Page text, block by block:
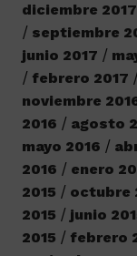
diciembre 2017
septiembre
junio 2017
febrero 2017
noviembre
2016
agosto
mayo 2016
2016
enero
2015
octubre
2015
junio
2015
febrero